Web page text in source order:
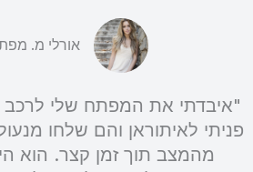
אורלי מ.
"איבדתי את המפתח שלי לרכב
פניתי לאיתוראן והם שלחו
מהמצב תוך זמן קצר. הוא